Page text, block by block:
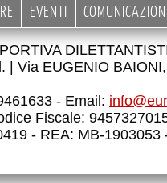
EVENTI
| Via EUGENIO
- Email:
Fiscale:
- REA: MB-